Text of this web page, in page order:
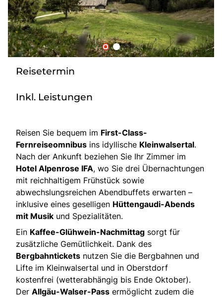
Reisetermin
Inkl. Leistungen
Reisen Sie bequem im First-Class-
Fernreiseomnibus ins idyllische Kleinwalsertal.
Nach der Ankunft beziehen Sie Ihr Zimmer im
Hotel Alpenrose IFA, wo Sie drei Übernachtungen
mit reichhaltigem Frühstück sowie
abwechslungsreichen Abendbuffets erwarten –
inklusive eines geselligen Hüttengaudi-Abends
mit Musik und Spezialitäten.
Ein Kaffee-Glühwein-Nachmittag sorgt für
zusätzliche Gemütlichkeit. Dank des
Bergbahntickets nutzen Sie die Bergbahnen und
Lifte im Kleinwalsertal und in Oberstdorf
kostenfrei (wetterabhängig bis Ende Oktober).
Der Allgäu-Walser-Pass ermöglicht zudem die